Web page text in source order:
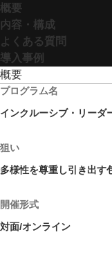
概要
内容・構成
よくある質問
導入事例
概要
プログラム名
インクルーシブ・リーダ
狙い
多様性を尊重し引き出す
開催形式
対面/オンライン